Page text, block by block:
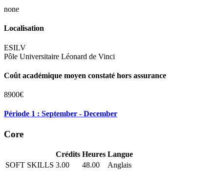
none
Localisation
ESILV
Pôle Universitaire Léonard de Vinci
Coût académique moyen constaté hors assurance
8900€
Période 1 : September - December
Core
Crédits Heures Langue
SOFT SKILLS 3.00 48.00
Anglais